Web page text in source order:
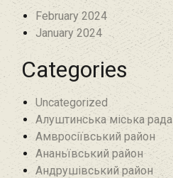
February 2024
January 2024
Categories
Uncategorized
Алуштинська міська рада
Амвросіївський район
Ананьївський район‎
Андрушівський район‎